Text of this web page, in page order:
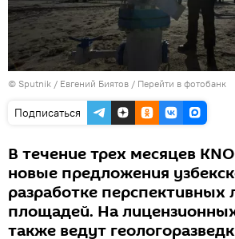
© Sputnik / Евгений Биятов / Перейти в фотобанк
Подписаться
В течение трех месяцев
новые предложения
разработке
площадей. На
также ведут